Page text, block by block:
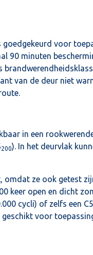
goedgekeurd voor
90 minuten
van de deur niet
in een
200). In het deurvlak
ze ook getest
keer open en dicht
cycli) of zelfs een
voor